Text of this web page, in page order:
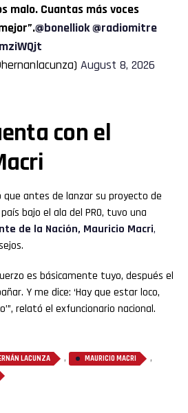
malo. Cuantas más voces
@bonelliok@radiomitre
August 8, 2026
con el
que antes de lanzar su proyecto de
bajo el ala del PRO, tuvo una
de la Nación, Mauricio Macri,
es básicamente tuyo, después el
Y me dice: ‘Hay que estar loco,
relató el exfuncionario nacional.
LACUNZA , MAURICIO MACRI ,